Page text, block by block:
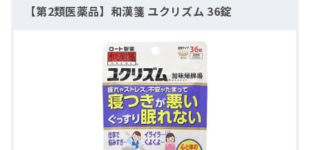
【第2類医薬品】和漢箋 ユクリズム 36錠